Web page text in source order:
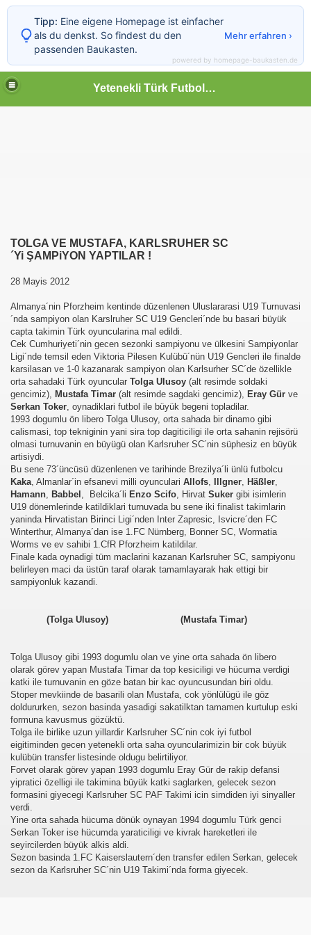
Yetenekli Türk Futbolcular
TOLGA VE MUSTAFA, KARLSRUHER SC
´Yi ŞAMPiYON YAPTILAR !
28 Mayis 2012
Almanya´nin Pforzheim kentinde düzenlenen Uluslararasi U19 Turnuvasi
´nda sampiyon olan Karslruher SC U19 Gencleri´nde bu basari büyük
capta takimin Türk oyuncularina mal edildi.
Cek Cumhuriyeti´nin gecen sezonki sampiyonu ve ülkesini Sampiyonlar
Ligi´nde temsil eden Viktoria Pilesen Kulübü´nün U19 Gencleri ile finalde
karsilasan ve 1-0 kazanarak sampiyon olan Karlsurher SC´de özellikle
orta sahadaki Türk oyuncular Tolga Ulusoy (alt resimde soldaki
gencimiz), Mustafa Timar (alt resimde sagdaki gencimiz), Eray Gür ve
Serkan Toker, oynadiklari futbol ile büyük begeni topladilar.
1993 dogumlu ön libero Tolga Ulusoy, orta sahada bir dinamo gibi
calismasi, top tekniginin yani sira top dagiticiligi ile orta sahanin rejisörü
olmasi turnuvanin en büyügü olan Karlsruher SC´nin süphesiz en büyük
artisiydi.
Bu sene 73´üncüsü düzenlenen ve tarihinde Brezilya´li ünlü futbolcu
Kaka, Almanlar´in efsanevi milli oyunculari Allofs, Illgner, Häßler,
Hamann, Babbel , Belcika´li Enzo Scifo, Hirvat Suker gibi isimlerin
U19 dönemlerinde katildiklari turnuvada bu sene iki finalist takimlarin
yaninda Hirvatistan Birinci Ligi´nden Inter Zapresic, Isvicre´den FC
Winterthur, Almanya´dan ise 1.FC Nürnberg, Bonner SC, Wormatia
Worms ve ev sahibi 1.CfR Pforzheim katildilar.
Finale kada oynadigi tüm maclarini kazanan Karlsruher SC, sampiyonu
belirleyen maci da üstün taraf olarak tamamlayarak hak ettigi bir
sampiyonluk kazandi.
(Tolga Ulusoy) (Mustafa Timar)
Tolga Ulusoy gibi 1993 dogumlu olan ve yine orta sahada ön libero
olarak görev yapan Mustafa Timar da top kesiciligi ve hücuma verdigi
katki ile turnuvanin en göze batan bir kac oyuncusundan biri oldu.
Stoper mevkiinde de basarili olan Mustafa, cok yönlülügü ile göz
doldururken, sezon basinda yasadigi sakatilktan tamamen kurtulup eski
formuna kavusmus gözüktü.
Tolga ile birlike uzun yillardir Karlsruher SC´nin cok iyi futbol
eigitiminden gecen yetenekli orta saha oyuncularimizin bir cok büyük
kulübün transfer listesinde oldugu belirtiliyor.
Forvet olarak görev yapan 1993 dogumlu Eray Gür de rakip defansi
yipratici özelligi ile takimina büyük katki saglarken, gelecek sezon
formasini giyecegi Karlsruher SC PAF Takimi icin simdiden iyi sinyaller
verdi.
Yine orta sahada hücuma dönük oynayan 1994 dogumlu Türk genci
Serkan Toker ise hücumda yaraticiligi ve kivrak hareketleri ile
seyircilerden büyük alkis aldi.
Sezon basinda 1.FC Kaiserslautern´den transfer edilen Serkan, gelecek
sezon da Karlsruher SC´nin U19 Takimi´nda forma giyecek.
arası Gol Krallığı
arası Gol Krallığı
Tipp: Eine eigene Homepage ist einfacher
als du denkst. So findest du den
passenden Baukasten.
Mehr erfahren ›
powered by homepage-baukasten.de